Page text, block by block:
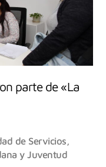
parte de «La
de Servicios,
y Juventud